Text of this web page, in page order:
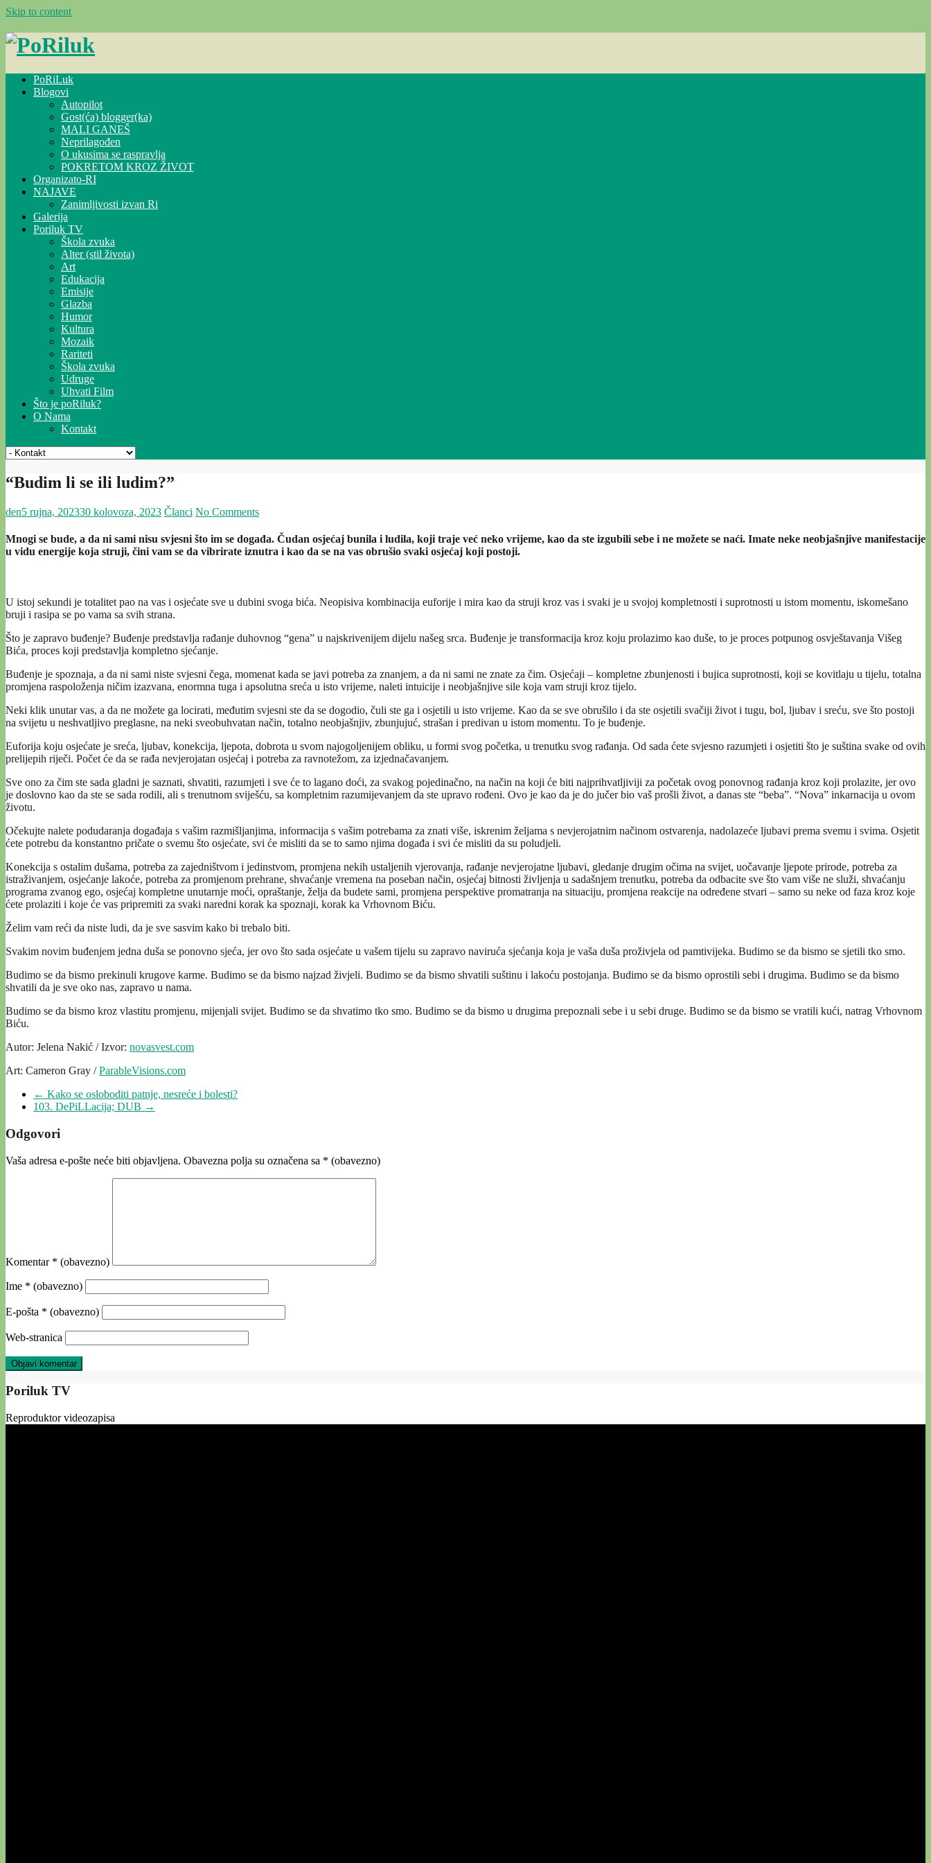
Skip to content
PoRiLuk
Blogovi
Autopilot
Gost(ća) blogger(ka)
MALI GANEŠ
Neprilagođen
O ukusima se raspravlja
POKRETOM KROZ ŽIVOT
Organizato-RI
NAJAVE
Zanimljivosti izvan Ri
Galerija
Poriluk TV
Škola zvuka
Alter (stil života)
Art
Edukacija
Emisije
Glazba
Humor
Kultura
Mozaik
Rariteti
Škola zvuka
Udruge
Uhvati Film
Što je poRiluk?
O Nama
Kontakt
“Budim li se ili ludim?”
den5 rujna, 202330 kolovoza, 2023 Članci No Comments
Mnogi se bude, a da ni sami nisu svjesni što im se događa. Čudan osjećaj bunila i ludila, koji traje već neko vrijeme, kao da ste izgubili sebe i ne možete se naći. Imate neke neobjašnjive manifestacije
u vidu energije koja struji, čini vam se da vibrirate iznutra i kao da se na vas obrušio svaki osjećaj koji postoji.
U istoj sekundi je totalitet pao na vas i osjećate sve u dubini svoga bića. Neopisiva kombinacija euforije i mira kao da struji kroz vas i svaki je u svojoj kompletnosti i suprotnosti u istom momentu, iskomešano
bruji i rasipa se po vama sa svih strana.
Što je zapravo buđenje? Buđenje predstavlja rađanje duhovnog “gena” u najskrivenijem dijelu našeg srca. Buđenje je transformacija kroz koju prolazimo kao duše, to je proces potpunog osvještavanja Višeg
Bića, proces koji predstavlja kompletno sjećanje.
Buđenje je spoznaja, a da ni sami niste svjesni čega, momenat kada se javi potreba za znanjem, a da ni sami ne znate za čim. Osjećaji – kompletne zbunjenosti i bujica suprotnosti, koji se kovitlaju u tijelu, totalna
promjena raspoloženja ničim izazvana, enormna tuga i apsolutna sreća u isto vrijeme, naleti intuicije i neobjašnjive sile koja vam struji kroz tijelo.
Neki klik unutar vas, a da ne možete ga locirati, međutim svjesni ste da se dogodio, čuli ste ga i osjetili u isto vrijeme. Kao da se sve obrušilo i da ste osjetili svačiji život i tugu, bol, ljubav i sreću, sve što postoji
na svijetu u neshvatljivo preglasne, na neki sveobuhvatan način, totalno neobjašnjiv, zbunjujuć, strašan i predivan u istom momentu. To je buđenje.
Euforija koju osjećate je sreća, ljubav, konekcija, ljepota, dobrota u svom najogoljenijem obliku, u formi svog početka, u trenutku svog rađanja. Od sada ćete svjesno razumjeti i osjetiti što je suština svake od ovih
prelijepih riječi. Počet će da se rađa nevjerojatan osjećaj i potreba za ravnotežom, za izjednačavanjem.
Sve ono za čim ste sada gladni je saznati, shvatiti, razumjeti i sve će to lagano doći, za svakog pojedinačno, na način na koji će biti najprihvatljiviji za početak ovog ponovnog rađanja kroz koji prolazite, jer ovo
je doslovno kao da ste se sada rodili, ali s trenutnom sviješću, sa kompletnim razumijevanjem da ste upravo rođeni. Ovo je kao da je do jučer bio vaš prošli život, a danas ste “beba”. “Nova” inkarnacija u ovom
životu.
Očekujte nalete podudaranja događaja s vašim razmišljanjima, informacija s vašim potrebama za znati više, iskrenim željama s nevjerojatnim načinom ostvarenja, nadolazeće ljubavi prema svemu i svima. Osjetit
ćete potrebu da konstantno pričate o svemu što osjećate, svi će misliti da se to samo njima događa i svi će misliti da su poludjeli.
Konekcija s ostalim dušama, potreba za zajedništvom i jedinstvom, promjena nekih ustaljenih vjerovanja, rađanje nevjerojatne ljubavi, gledanje drugim očima na svijet, uočavanje ljepote prirode, potreba za
istraživanjem, osjećanje lakoće, potreba za promjenom prehrane, shvaćanje vremena na poseban način, osjećaj bitnosti življenja u sadašnjem trenutku, potreba da odbacite sve što vam više ne služi, shvaćanju
programa zvanog ego, osjećaj kompletne unutarnje moći, opraštanje, želja da budete sami, promjena perspektive promatranja na situaciju, promjena reakcije na određene stvari – samo su neke od faza kroz koje
ćete prolaziti i koje će vas pripremiti za svaki naredni korak ka spoznaji, korak ka Vrhovnom Biću.
Želim vam reći da niste ludi, da je sve sasvim kako bi trebalo biti.
Svakim novim buđenjem jedna duša se ponovno sjeća, jer ovo što sada osjećate u vašem tijelu su zapravo naviruća sjećanja koja je vaša duša proživjela od pamtivijeka. Budimo se da bismo se sjetili tko smo.
Budimo se da bismo prekinuli krugove karme. Budimo se da bismo najzad živjeli. Budimo se da bismo shvatili suštinu i lakoću postojanja. Budimo se da bismo oprostili sebi i drugima. Budimo se da bismo
shvatili da je sve oko nas, zapravo u nama.
Budimo se da bismo kroz vlastitu promjenu, mijenjali svijet. Budimo se da shvatimo tko smo. Budimo se da bismo u drugima prepoznali sebe i u sebi druge. Budimo se da bismo se vratili kući, natrag Vrhovnom
Biću.
Autor: Jelena Nakić / Izvor: novasvest.com
Art: Cameron Gray /ParableVisions.com
← Kako se osloboditi patnje, nesreće i bolesti?
103. DePiLLacija; DUB →
Odgovori
Vaša adresa e-pošte neće biti objavljena. Obavezna polja su označena sa * (obavezno)
Komentar * (obavezno)
Ime * (obavezno)
E-pošta * (obavezno)
Web-stranica
Poriluk TV
Reproduktor videozapisa